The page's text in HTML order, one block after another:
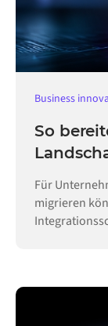
Business
So
Für
migrieren